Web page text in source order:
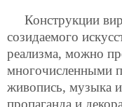
Конструкции
созидаемого
реализма, можно
многочисленными
живопись, музыка и
пропаганда и